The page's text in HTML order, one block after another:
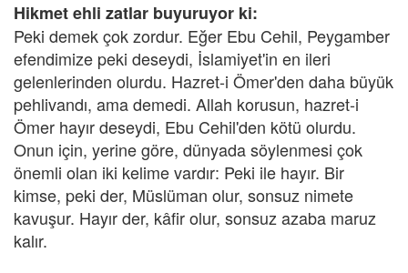
Hikmet ehli zatlar buyuruyor ki:
Peki demek çok zordur. Eğer Ebu Cehil, Peygamber
efendimize peki deseydi, İslamiyet'in en ileri
gelenlerinden olurdu. Hazret-i Ömer'den daha büyük
pehlivandı, ama demedi. Allah korusun, hazret-i
Ömer hayır deseydi, Ebu Cehil'den kötü olurdu.
Onun için, yerine göre, dünyada söylenmesi çok
önemli olan iki kelime vardır: Peki ile hayır. Bir
kimse, peki der, Müslüman olur, sonsuz nimete
kavuşur. Hayır der, kâfir olur, sonsuz azaba maruz
kalır.